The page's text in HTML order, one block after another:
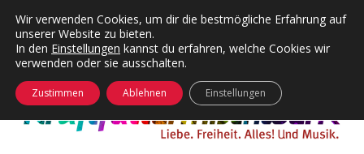
Kategorien
Menü
24 Hours Chilling
Die Wende
KFMW-Disco
Dates
öffnen
Wir verwenden Cookies, um dir die bestmögliche Erfahrung auf
unserer Website zu bieten.
In den Einstellungen kannst du erfahren, welche Cookies wir
verwenden oder sie ausschalten.
Zustimmen Ablehnen Einstellungen